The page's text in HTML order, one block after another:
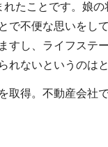
たことです。娘
不便な思いをし
すし、ライフステ
ないというのは
得。不動産会社